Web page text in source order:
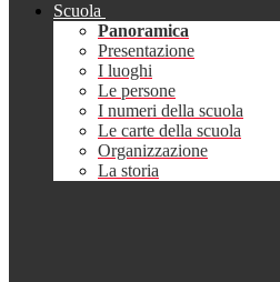
Scuola
Panoramica
Presentazione
I luoghi
Le persone
I numeri della scuola
Le carte della scuola
Organizzazione
La storia